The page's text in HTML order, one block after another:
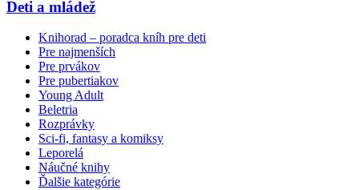
Deti a mládež
Knihorad – poradca kníh pre deti
Pre najmenších
Pre prvákov
Pre pubertiakov
Young Adult
Beletria
Rozprávky
Sci-fi, fantasy a komiksy
Leporelá
Náučné knihy
Ďalšie kategórie